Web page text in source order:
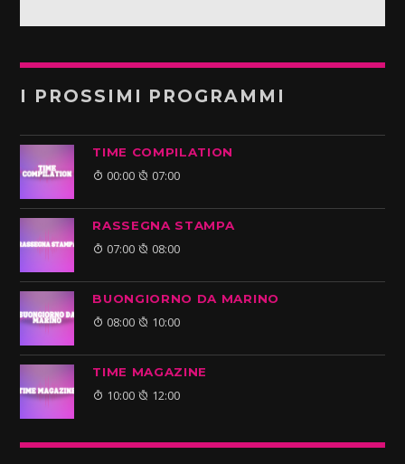
I PROSSIMI PROGRAMMI
TIME COMPILATION
00:00 07:00
RASSEGNA STAMPA
07:00 08:00
BUONGIORNO DA MARINO
08:00 10:00
TIME MAGAZINE
10:00 12:00